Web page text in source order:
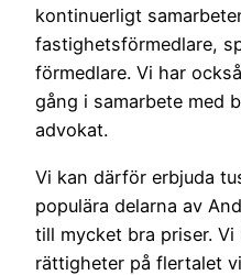
kontinuerligt
fastighetsförmedlare,
förmedlare. Vi har
gång i samarbete med
advokat.
Vi kan därför erbjuda
populära delarna av
till mycket bra priser.
rättigheter på flertalet